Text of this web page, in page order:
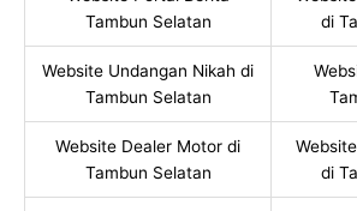
Tambun Selatan
di
Website Undangan Nikah di
Tambun Selatan
Website Dealer Motor di
Tambun Selatan
di